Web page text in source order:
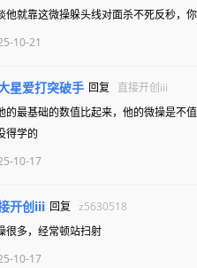
他就靠这微操躲头线对面杀不死反秒，
10-21
星爱打突破手 回复
直接开创iii
的最基础的数值比起来，他的微操是不
得学的
10-17
开创iii 回复 z5630518
很多，经常顿站扫射
10-17